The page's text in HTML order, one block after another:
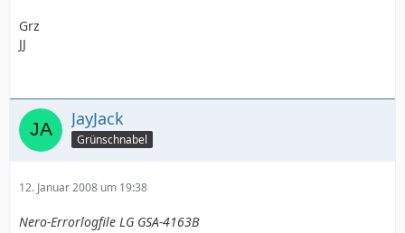
Grz
JJ
JayJack
Grünschnabel
12. Januar 2008 um 19:38
Nero-Errorlogfile LG GSA-4163B